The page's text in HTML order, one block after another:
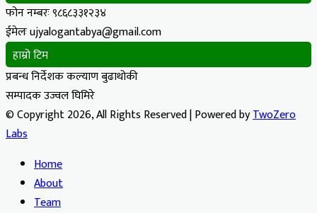
फोन नम्बरः ९८६८३३१२३४
ईमेलः ujyalogantabya@gmail.com
हाम्रो टिम
प्रबन्ध निर्देशक कल्याण बुढाथोकी
सम्पादक उज्वल घिमिरे
© Copyright 2026, All Rights Reserved | Powered byTwoZero
Labs
Home
About
Team